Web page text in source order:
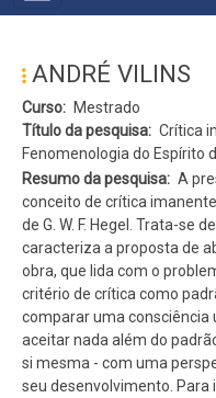
ANDRÉ VILINS
Curso
Mestrado
Título da pesquisa
Crítica
Fenomenologia do Espírito
Resumo da pesquisa
A
conceito de crítica
de G. W. F. Hegel. Trata-se
caracteriza a proposta de
obra, que lida com o
critério de crítica como
comparar uma consciência
aceitar nada além do
si mesma - com uma
seu desenvolvimento.